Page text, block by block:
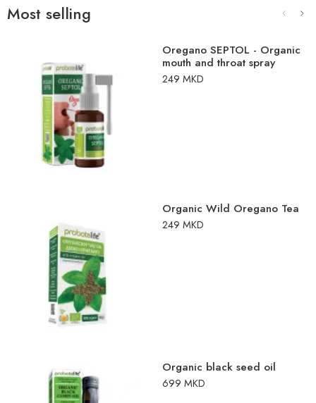
Most selling
Oregano SEPTOL - Organic
mouth and throat spray
249 MKD
Organic Wild Oregano Tea
249 MKD
Organic black seed oil
699 MKD